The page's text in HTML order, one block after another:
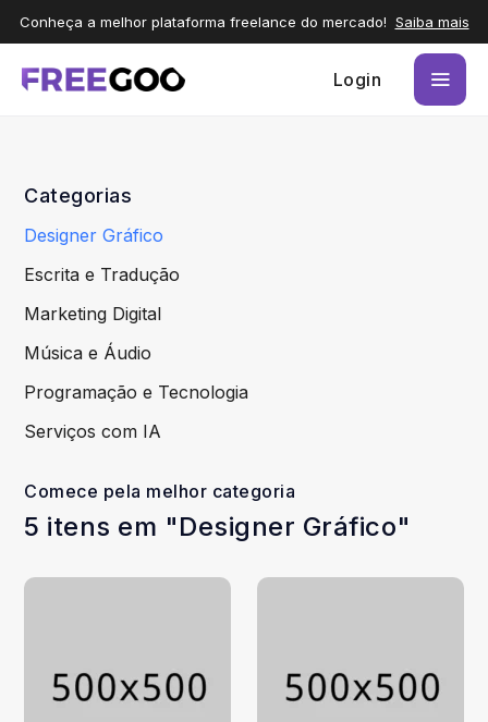
Conheça a melhor plataforma freelance do mercado! Saiba mais
Login
Categorias
Designer Gráfico
Escrita e Tradução
Marketing Digital
Música e Áudio
Programação e Tecnologia
Serviços com IA
Comece pela melhor categoria
5 itens em "Designer Gráfico"